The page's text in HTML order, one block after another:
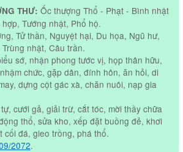
THƯ: Ốc thượng Thổ - Phạt - Bình nhật
Tướng nhật, Phổ hộ.
Tử thần, Nguyệt hại, Du họa, Ngũ hư,
nhật, Câu trần.
sớ, nhận phong tước vị, họp thân hữu,
chức, gặp dân, đính hôn, ăn hỏi, di
dựng cột gác xà, chăn nuôi, nạp gia
cưới gả, giải trừ, cắt tóc, mời thầy chữa
thổ, sửa kho, xếp đặt buồng đẻ, khơi
cối đá, gieo trồng, phá thổ.
2072.